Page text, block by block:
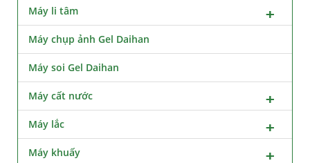
Máy li tâm
Máy chụp ảnh Gel Daihan
Máy soi Gel Daihan
Máy cất nước
Máy lắc
Máy khuấy